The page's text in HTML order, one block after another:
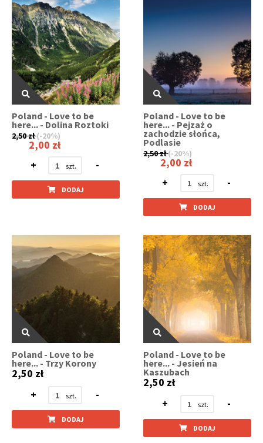
Poland - Love to be
here... - Dolina Roztoki
2,50 zł (-20%)
2,00 zł
+
-
DODAJ
Poland - Love to be
here... - Pejzaż o
zachodzie słońca,
Podlasie
2,50 zł(-20%)
2,00 zł
+
-
DODAJ
Poland - Love to be
here... - Trzy Korony
2,50 zł
+
-
DODAJ
Poland - Love to be
here... - Jesień na
Kaszubach
2,50 zł
+
-
DODAJ